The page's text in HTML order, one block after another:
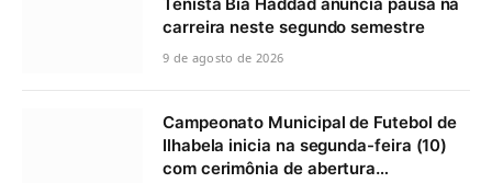
carreira neste segundo semestre
9 de agosto de 2026
Campeonato Municipal de Futebol de
Ilhabela inicia na segunda-feira (10)
com cerimônia de abertura…